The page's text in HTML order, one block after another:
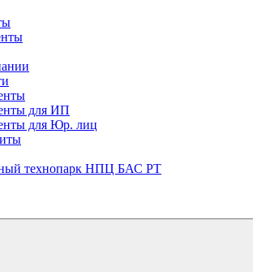
для ИП
для Юр. лиц
технопарк НПЦ БАС РТ